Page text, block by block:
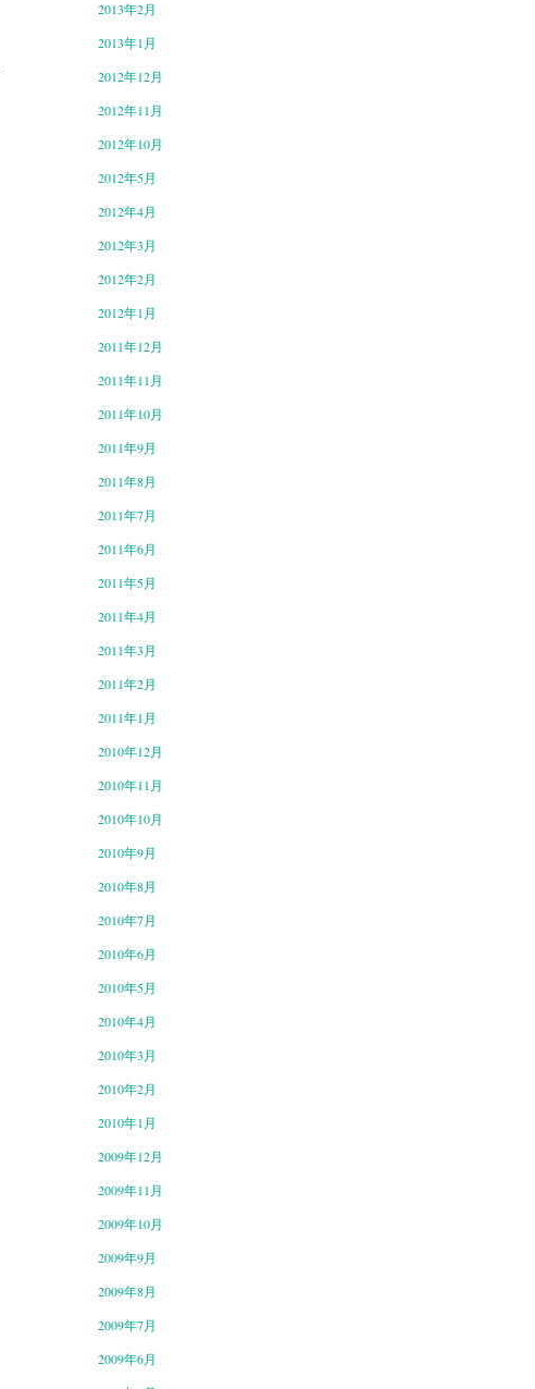
2013年2月
2013年1月
2012年12月
2012年11月
2012年10月
2012年5月
2012年4月
2012年3月
2012年2月
2012年1月
2011年12月
2011年11月
2011年10月
2011年9月
2011年8月
2011年7月
2011年6月
2011年5月
2011年4月
2011年3月
2011年2月
2011年1月
2010年12月
2010年11月
2010年10月
2010年9月
2010年8月
2010年7月
2010年6月
2010年5月
2010年4月
2010年3月
2010年2月
2010年1月
2009年12月
2009年11月
2009年10月
2009年9月
2009年8月
2009年7月
2009年6月